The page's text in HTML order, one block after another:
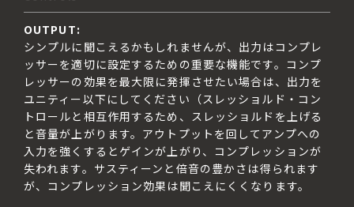
OUTPUT:
シンプルに聞こえるかもしれませんが、出力はコンプレ
ッサーを適切に設定するための重要な機能です。コンプ
レッサーの効果を最大限に発揮させたい場合は、出力を
ユニティー以下にしてください（スレッショルド・コン
トロールと相互作用するため、スレッショルドを上げる
と音量が上がります。アウトプットを回してアンプへの
入力を強くするとゲインが上がり、コンプレッションが
失われます。サスティーンと倍音の豊かさは得られます
が、コンプレッション効果は聞こえにくくなります。